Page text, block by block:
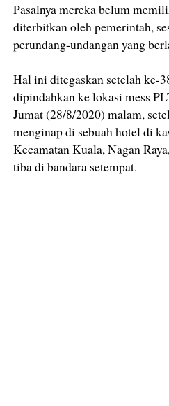
Pasalnya mereka belum
diterbitkan oleh pemerintah,
perundang-undangan yang
Hal ini ditegaskan setelah ke-
dipindahkan ke lokasi mess
Jumat (28/8/2020) malam,
menginap di sebuah hotel di
Kecamatan Kuala, Nagan
tiba di bandara setempat.